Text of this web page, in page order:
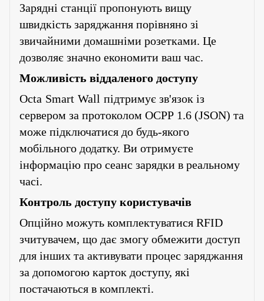
Зарядні станції пропонують вищу
швидкість заряджання порівняно зі
звичайними домашніми розетками. Це
дозволяє значно економити ваш час.
Можливість віддаленого доступу
Octa Smart Wall підтримує зв'язок із
сервером за протоколом OCPP 1.6 (JSON) та
може підключатися до будь-якого
мобільного додатку. Ви отримуєте
інформацію про сеанс зарядки в реальному
часі.
Контроль доступу користувачів
Опційно можуть комплектуватися RFID
зчитувачем, що дає змогу обмежити доступ
для інших та активувати процес заряджання
за допомогою карток доступу, які
постачаються в комплекті.